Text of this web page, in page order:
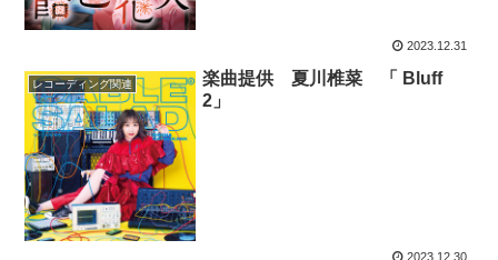
2023.12.31
レコーディング関連
楽曲提供 夏川椎菜 「 Bluff
2」
2023.12.30